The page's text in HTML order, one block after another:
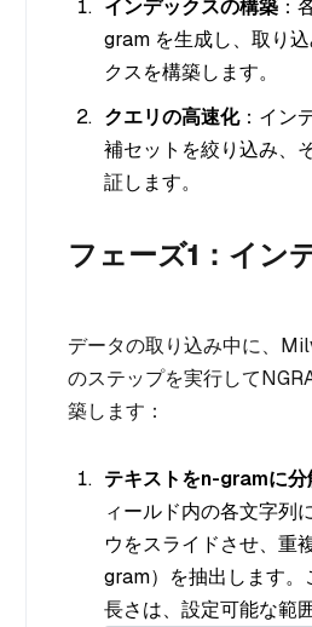
インデックスの構築 ：
gram を生成し、取り
クスを構築します。
クエリの高速化：イン
補セットを絞り込み、
証します。
フェーズ1：イン
データの取り込み中に、
のステップを実行して
築します：
テキストをn-gramに分
ィールド内の各文字列
ウをスライドさせ、重
gram）を抽出します
長さは、設定可能な範